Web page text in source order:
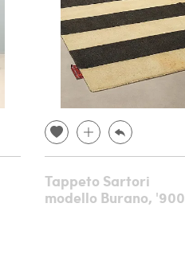
Tappeto Sartori
modello Burano, '900